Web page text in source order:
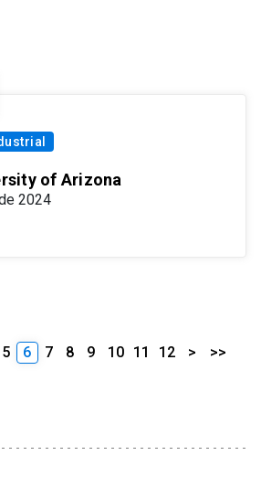
of Arizona
2024
5 6 7 8 9 10 11 12 > >>